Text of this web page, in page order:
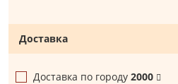
Доставка
Доставка по городу 2000